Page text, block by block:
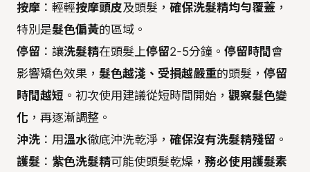
按摩 ：輕輕按摩頭皮及頭髮， 確保洗髮精均勻覆蓋 ，
特別是髮色偏黃的區域。
停留 ：讓洗髮精在頭髮上停留2-5分鐘。 停留時間 會
影響矯色效果， 髮色越淺、受損越嚴重的頭髮， 停留
時間越短 。初次使用建議從短時間開始， 觀察髮色變
化 ，再逐漸調整。
沖洗 ：用溫水徹底沖洗乾淨， 確保沒有洗髮精殘留 。
護髮 ： 紫色洗髮精可能使頭髮乾燥， 務必使用護髮素